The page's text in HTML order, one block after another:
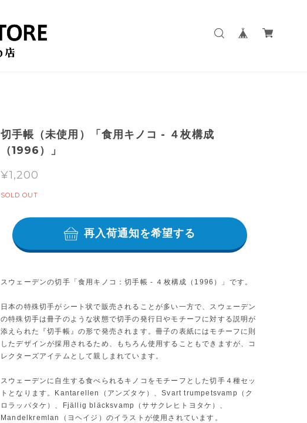
切手帳（未使用）「食用キノコ - ４枚構成
（1996）」
¥1,200
SOLD OUT
再入荷通知を希望する
スウェーデンの切手「食用キノコ：切手帳 - ４枚構成（1996）」です。
日本の特殊切手がシート状で販売されることが多い一方で、スウェーデン
の特殊切手は冊子のような状態で切手の発行日やモチーフに対する説明が
添えられた『切手帳』の形で発売されます。冊子の表紙にはモチーフに則
したデザインが採用されるため、もちろん使用することもできますが、コ
レクターズアイテムとして親しまれています。
スウェーデンに自生する食べられるキノコをモチーフとした切手４種セッ
トとなります。Kantarellen（アンズタケ）、Svart trumpetsvamp（ク
ロラッパタケ）、Fjällig bläcksvamp（ササクレヒトヨタケ）、
Mandelkremlan（ヨヘイジ）のイラストが使用されています。